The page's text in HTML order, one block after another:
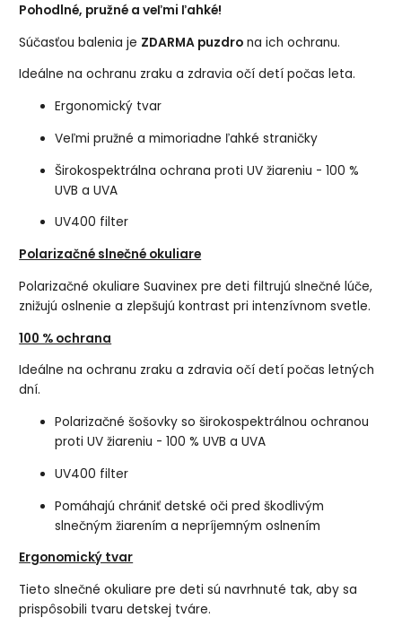
Pohodlné, pružné a veľmi ľahké!
Súčasťou balenia je ZDARMA puzdro na ich ochranu.
Ideálne na ochranu zraku a zdravia očí detí počas leta.
Ergonomický tvar
Veľmi pružné a mimoriadne ľahké straničky
Širokospektrálna ochrana proti UV žiareniu - 100 %
UVB a UVA
UV400 filter
Polarizačné slnečné okuliare
Polarizačné okuliare Suavinex pre deti filtrujú slnečné lúče,
znižujú oslnenie a zlepšujú kontrast pri intenzívnom svetle.
100 % ochrana
Ideálne na ochranu zraku a zdravia očí detí počas letných
dní.
Polarizačné šošovky so širokospektrálnou ochranou
proti UV žiareniu - 100 % UVB a UVA
UV400 filter
Pomáhajú chrániť detské oči pred škodlivým
slnečným žiarením a nepríjemným oslnením
Ergonomický tvar
Tieto slnečné okuliare pre deti sú navrhnuté tak, aby sa
prispôsobili tvaru detskej tváre.